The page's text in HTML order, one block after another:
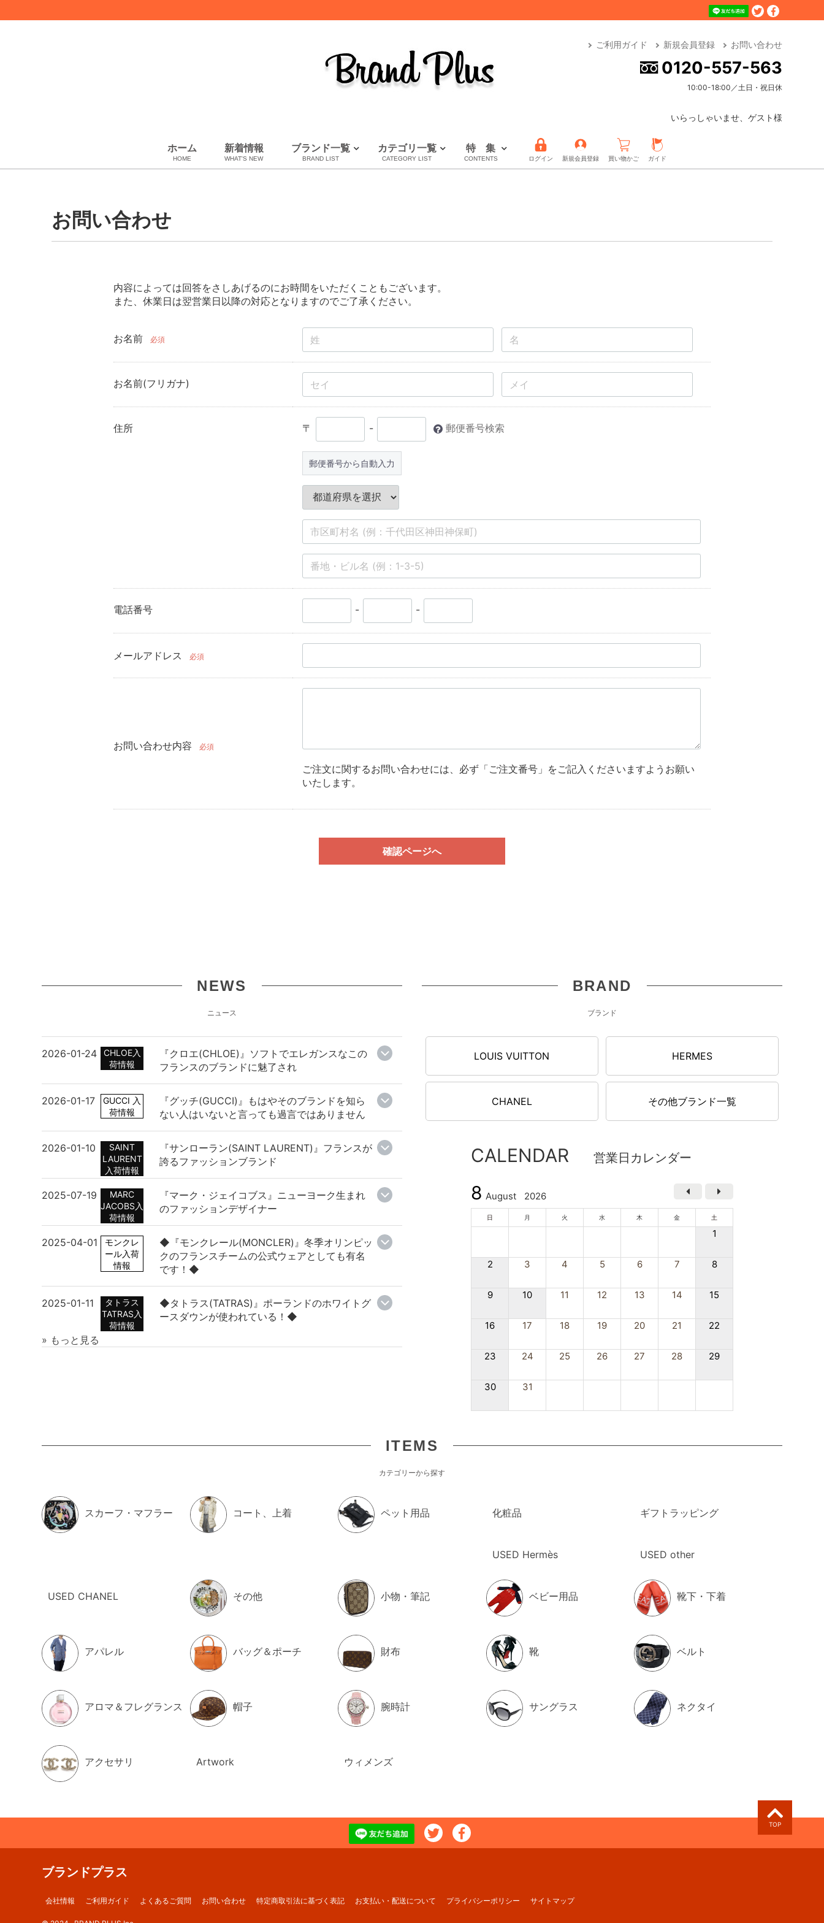
ご利用ガイド 新規会員登録 お問い合わせ
0120-557-563
10:00-18:00／土日・祝日休
いらっしゃいませ、ゲスト様
ホーム
HOME
新着情報
WHAT'S NEW
ブランド一覧
BRAND LIST
カテゴリ一覧
CATEGORY LIST
特 集
CONTENTS ログイン 新規会員登録 買い物かご ガイド
お問い合わせ
内容によっては回答をさしあげるのにお時間をいただくこともございます。
また、休業日は翌営業日以降の対応となりますのでご了承ください。
お名前 必須
お名前(フリガナ)
住所 〒 - 郵便番号検索
郵便番号から自動入力
電話番号 - -
メールアドレス 必須
お問い合わせ内容 必須
ご注文に関するお問い合わせには、必ず「ご注文番号」をご記入くださいますようお願い
いたします。
確認ページへ
NEWS
ニュース
2026-01-24
CHLOE入
荷情報
『クロエ(CHLOE)』ソフトでエレガンスなこの
フランスのブランドに魅了され
2026-01-17
GUCCI 入
荷情報
『グッチ(GUCCI)』もはやそのブランドを知ら
ない人はいないと言っても過言ではありません
2026-01-10
SAINT
LAURENT
入荷情報
『サンローラン(SAINT LAURENT)』フランスが
誇るファッションブランド
2025-07-19
MARC
JACOBS入
荷情報
『マーク・ジェイコブス』ニューヨーク生まれ
のファッションデザイナー
2025-04-01
モンクレ
ール入荷
情報
◆『モンクレール(MONCLER)』冬季オリンピッ
クのフランスチームの公式ウェアとしても有名
です！◆
2025-01-11
タトラス
TATRAS入
荷情報
◆タトラス(TATRAS)』ポーランドのホワイトグ
ースダウンが使われている！◆
» もっと見る
BRAND
ブランド
LOUIS VUITTON HERMES
CHANEL その他ブランド一覧
CALENDAR 営業日カレンダー
8 August 2026
日 月 火 水 木 金 土
1
2 3 4 5 6 7 8
9 10 11 12 13 14 15
16 17 18 19 20 21 22
23 24 25 26 27 28 29
30 31
ITEMS
カテゴリーから探す
スカーフ・マフラー コート、上着 ペット用品 化粧品 ギフトラッピング
USED Hermès USED other
USED CHANEL その他 小物・筆記 ベビー用品 靴下・下着
アパレル バッグ＆ポーチ 財布 靴 ベルト
アロマ＆フレグランス 帽子 腕時計 サングラス ネクタイ
アクセサリ Artwork ウィメンズ
TOP
ブランドプラス
会社情報 ご利用ガイド よくあるご質問 お問い合わせ 特定商取引法に基づく表記 お支払い・配送について プライバシーポリシー サイトマップ